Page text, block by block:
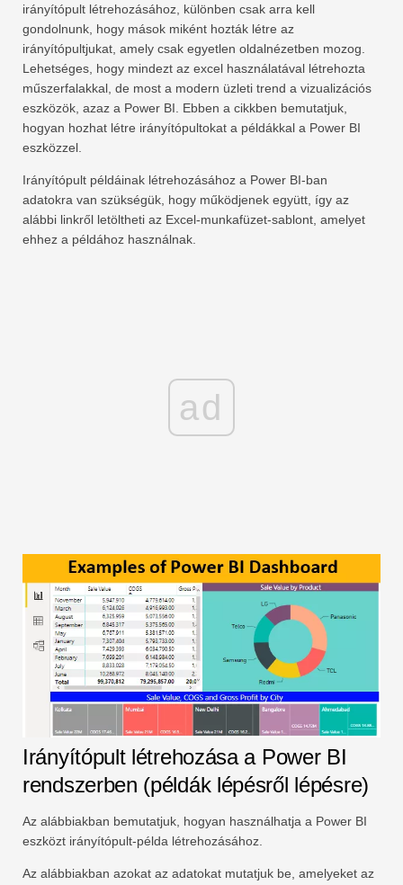
irányítópult létrehozásához, különben csak arra kell
gondolnunk, hogy mások miként hozták létre az
irányítópultjukat, amely csak egyetlen oldalnézetben mozog.
Lehetséges, hogy mindezt az excel használatával létrehozta
műszerfalakkal, de most a modern üzleti trend a vizualizációs
eszközök, azaz a Power BI. Ebben a cikkben bemutatjuk,
hogyan hozhat létre irányítópultokat a példákkal a Power BI
eszközzel.
Irányítópult példáinak létrehozásához a Power BI-ban
adatokra van szükségük, hogy működjenek együtt, így az
alábbi linkről letöltheti az Excel-munkafüzet-sablont, amelyet
ehhez a példához használnak.
ad
Irányítópult létrehozása a Power BI
rendszerben (példák lépésről lépésre)
Az alábbiakban bemutatjuk, hogyan használhatja a Power BI
eszközt irányítópult-példa létrehozásához.
Az alábbiakban azokat az adatokat mutatjuk be, amelyeket az